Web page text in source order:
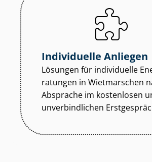
Individuelle Anliegen
Lösungen für individuelle
ra­tun­gen in Wietmarschen
Absprache im kostenlosen
unverbindlichen